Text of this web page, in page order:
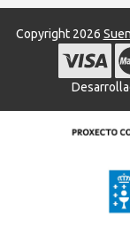
Copyright 2026